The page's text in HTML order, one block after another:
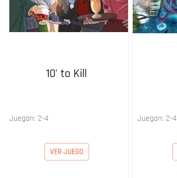
10' to Kill
Juegan: 2-4
VER JUEGO
Juegan: 2-4